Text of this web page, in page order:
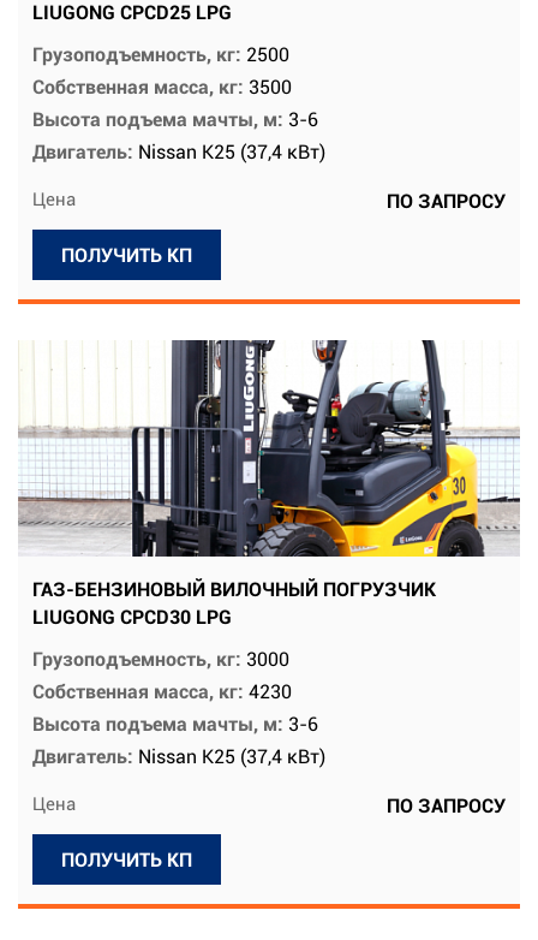
LIUGONG CPCD25 LPG
Грузоподъемность, кг: 2500
Собственная масса, кг: 3500
Высота подъема мачты, м: 3-6
Двигатель: Nissan K25 (37,4 кВт)
Цена ПО ЗАПРОСУ
ПОЛУЧИТЬ КП
ГАЗ-БЕНЗИНОВЫЙ ВИЛОЧНЫЙ ПОГРУЗЧИК
LIUGONG CPCD30 LPG
Грузоподъемность, кг: 3000
Собственная масса, кг: 4230
Высота подъема мачты, м: 3-6
Двигатель: Nissan K25 (37,4 кВт)
Цена ПО ЗАПРОСУ
ПОЛУЧИТЬ КП